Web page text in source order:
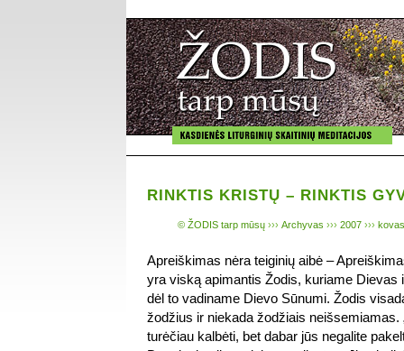
RINKTIS KRISTŲ – RINKTIS
© ŽODIS tarp mūsų ››› Archyvas ››› 2007 ›››
Apreiškimas nėra teiginių aibė –
yra viską apimantis Žodis, kuriame Dievas
dėl to vadiname Dievo Sūnumi. Žodis
žodžius ir niekada žodžiais neišsemiamas.
turėčiau kalbėti, bet dabar jūs negalite